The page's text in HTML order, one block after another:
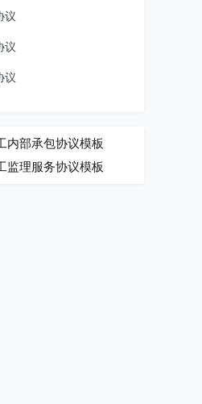
议
议
议
内部承包协议模板
监理服务协议模板